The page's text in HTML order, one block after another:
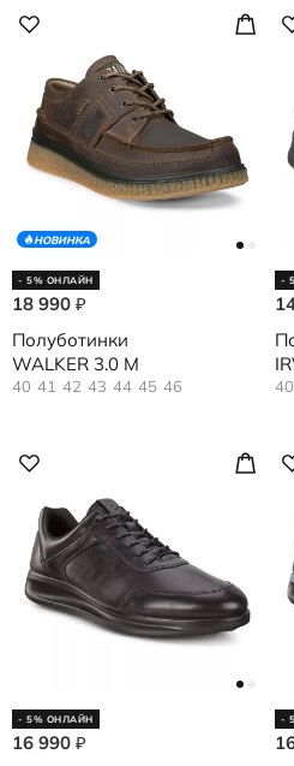
НОВИНКА
- 5% ОНЛАЙН
18 990 ₽
Полуботинки
WALKER 3.0 M
40 41 42 43 44 45 46
-
40
- 5% ОНЛАЙН
16 990 ₽
-